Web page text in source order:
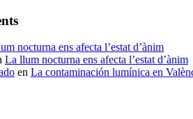
nocturna ens afecta l’estat d’ànim
La llum nocturna ens afecta l’estat d’ànim
en La contaminación lumínica en